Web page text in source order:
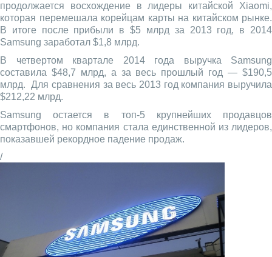
продолжается восхождение в лидеры китайской Xiaomi,
которая перемешала корейцам карты на китайском рынке.
В итоге после прибыли в $5 млрд за 2013 год, в 2014
Samsung заработал $1,8 млрд.
В четвертом квартале 2014 года выручка Samsung
составила $48,7 млрд, а за весь прошлый год — $190,5
млрд. Для сравнения за весь 2013 год компания выручила
$212,22 млрд.
Samsung остается в топ-5 крупнейших продавцов
смартфонов, но компания стала единственной из лидеров,
показавшей рекордное падение продаж.
/